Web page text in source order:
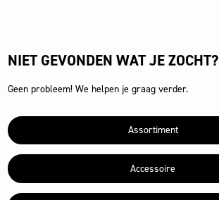
NIET GEVONDEN WAT JE ZOCHT?
Geen probleem! We helpen je graag verder.
Assortiment
Accessoire